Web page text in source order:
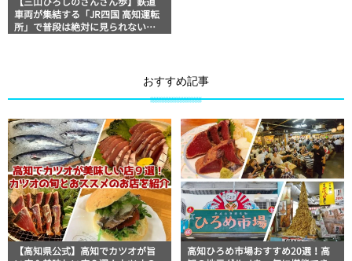
車両が集結する「JR四国 高知運転
所」で普段は絶対に見られない光
おすすめ記事
【高知県公式】高知でカツオが旨
高知ひろめ市場おすすめ20選！高